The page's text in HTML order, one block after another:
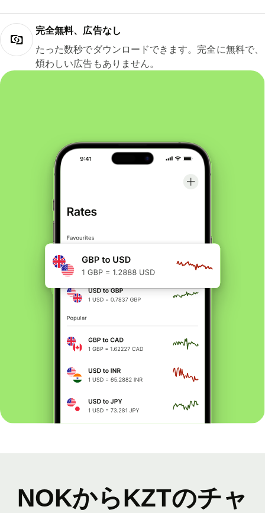
完全無料、広告なし
たった数秒でダウンロードできます。完全に無料で、
煩わしい広告もありません。
NOKからKZTのチャ